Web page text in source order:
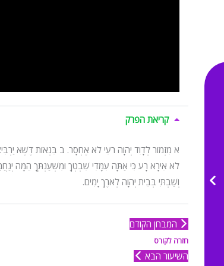
קריאת הפרק
א מִזְמוֹר לְדָוִד יְהוָה רֹעִי לֹא אֶחְסָר. ב בִּנְאוֹת דֶּשֶׁא
לֹא אִירָא רָע כִּי אַתָּה עִמָּדִי שִׁבְטְךָ וּמִשְׁעַנְתֶּךָ הֵמָּה
וְשַׁבְתִּי בְּבֵית יְהוָה לְאֹרֶךְ יָמִים.
המבחן הקודם
חזרה לקורס
השיעור הבא